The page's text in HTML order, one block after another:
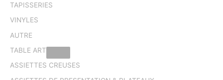
TAPISSERIES
VINYLES
AUTRE
TABLE ART
ASSIETTES CREUSES